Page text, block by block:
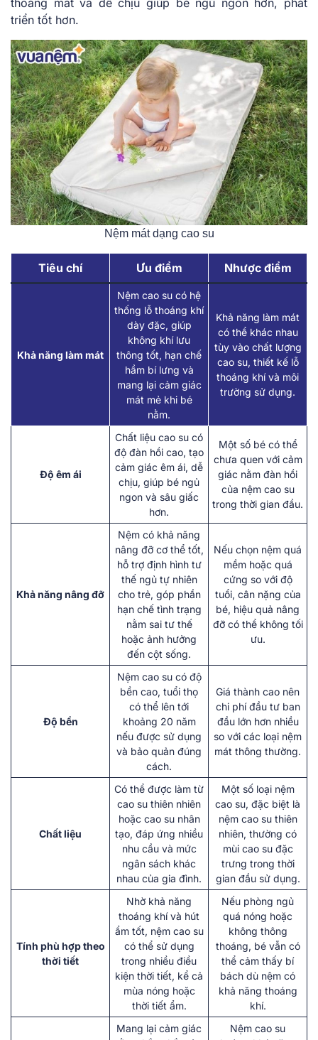
triển tốt hơn.
Nệm mát dạng cao su
Tiêu chí Ưu điểm Nhược điểm
Khả năng làm mát
Nệm cao su có hệ
thống lỗ thoáng khí
dày đặc, giúp
không khí lưu
thông tốt, hạn chế
hầm bí lưng và
mang lại cảm giác
mát mẻ khi bé
nằm.
Khả năng làm mát
có thể khác nhau
tùy vào chất lượng
cao su, thiết kế lỗ
thoáng khí và môi
trường sử dụng.
Độ êm ái
Chất liệu cao su có
độ đàn hồi cao, tạo
cảm giác êm ái, dễ
chịu, giúp bé ngủ
ngon và sâu giấc
hơn.
Một số bé có thể
chưa quen với cảm
giác nằm đàn hồi
của nệm cao su
trong thời gian đầu.
Khả năng nâng đỡ
Nệm có khả năng
nâng đỡ cơ thể tốt,
hỗ trợ định hình tư
thế ngủ tự nhiên
cho trẻ, góp phần
hạn chế tình trạng
nằm sai tư thế
hoặc ảnh hưởng
đến cột sống.
Nếu chọn nệm quá
mềm hoặc quá
cứng so với độ
tuổi, cân nặng của
bé, hiệu quả nâng
đỡ có thể không tối
ưu.
Độ bền
Nệm cao su có độ
bền cao, tuổi thọ
có thể lên tới
khoảng 20 năm
nếu được sử dụng
và bảo quản đúng
cách.
Giá thành cao nên
chi phí đầu tư ban
đầu lớn hơn nhiều
so với các loại nệm
mát thông thường.
Chất liệu
Có thể được làm từ
cao su thiên nhiên
hoặc cao su nhân
tạo, đáp ứng nhiều
nhu cầu và mức
ngân sách khác
nhau của gia đình.
Một số loại nệm
cao su, đặc biệt là
nệm cao su thiên
nhiên, thường có
mùi cao su đặc
trưng trong thời
gian đầu sử dụng.
Tính phù hợp theo
thời tiết
Nhờ khả năng
thoáng khí và hút
ẩm tốt, nệm cao su
có thể sử dụng
trong nhiều điều
kiện thời tiết, kể cả
mùa nóng hoặc
thời tiết ẩm.
Nếu phòng ngủ
quá nóng hoặc
không thông
thoáng, bé vẫn có
thể cảm thấy bí
bách dù nệm có
khả năng thoáng
khí.
Mang lại cảm giác
Nệm cao su